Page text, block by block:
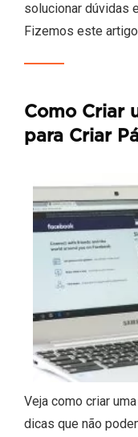
solucionar dúvidas
Fizemos este
Como Criar
para Criar
Veja como criar
dicas que não